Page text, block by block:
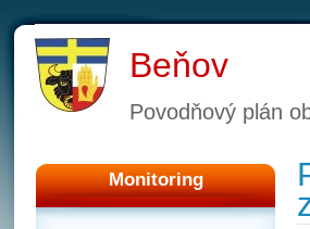
Beňov
Povodňový plán
Monitoring